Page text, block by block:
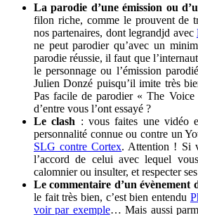
La parodie d’une émission ou
filon riche, comme le prouvent de
nos partenaires, dont legrandjd avec
ne peut parodier qu’avec un
parodie réussie, il faut que
le personnage ou l’émission
Julien Donzé puisqu’il imite très
Pas facile de parodier « The
d’entre vous l’ont essayé ?
Le clash : vous faites une vidéo
personnalité connue ou contre un
SLG contre Cortex. Attention ! Si
l’accord de celui avec lequel
calomnier ou insulter, et respecter
Le commentaire d’un évènement
le fait très bien, c’est bien entendu
voir par exemple… Mais aussi